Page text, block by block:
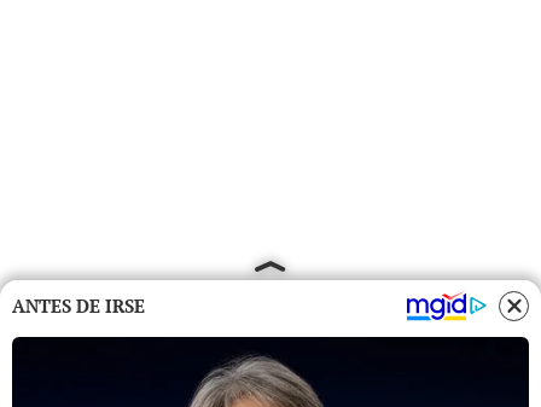
ANTES DE IRSE